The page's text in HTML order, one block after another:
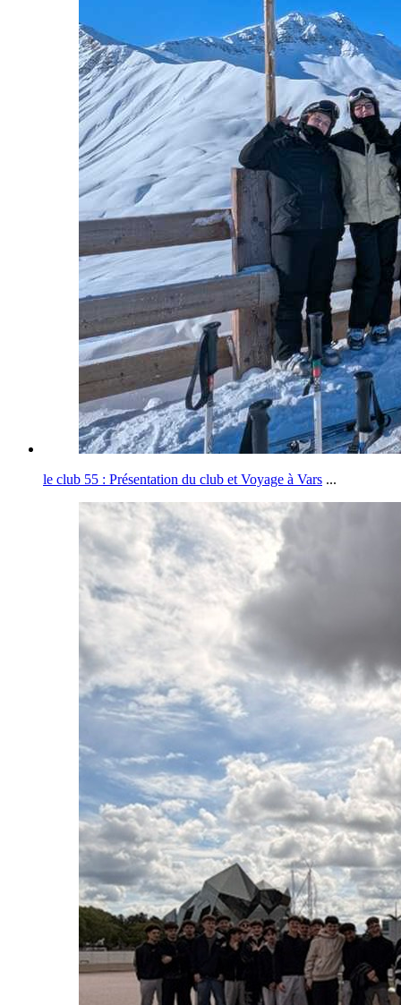
le club 55 : Présentation du club et Voyage à Vars ...